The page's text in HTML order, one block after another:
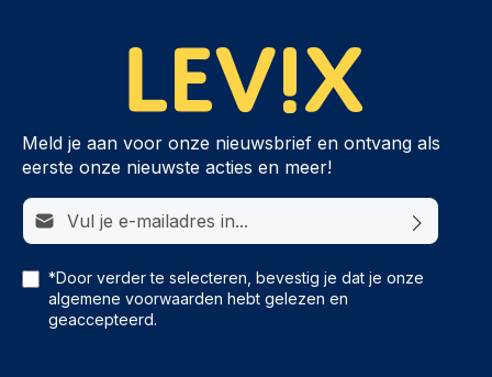
Meld je aan voor onze nieuwsbrief en ontvang als
eerste onze nieuwste acties en meer!
E-mailadres*
*Door verder te selecteren, bevestig je dat je onze
algemene voorwaarden hebt gelezen en
geaccepteerd.